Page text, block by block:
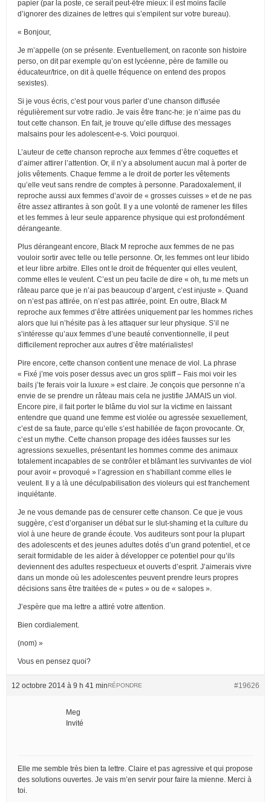
papier (par la poste, ce serait peut-être mieux: il est moins facile
d’ignorer des dizaines de lettres qui s’empilent sur votre bureau).
« Bonjour,
Je m’appelle (on se présente. Eventuellement, on raconte son histoire
perso, on dit par exemple qu’on est lycéenne, père de famille ou
éducateur/trice, on dit à quelle fréquence on entend des propos
sexistes).
Si je vous écris, c’est pour vous parler d’une chanson diffusée
régulièrement sur votre radio. Je vais être franc-he: je n’aime pas du
tout cette chanson. En fait, je trouve qu’elle diffuse des messages
malsains pour les adolescent-e-s. Voici pourquoi.
L’auteur de cette chanson reproche aux femmes d’être coquettes et
d’aimer attirer l’attention. Or, il n’y a absolument aucun mal à porter de
jolis vêtements. Chaque femme a le droit de porter les vêtements
qu’elle veut sans rendre de comptes à personne. Paradoxalement, il
reproche aussi aux femmes d’avoir de « grosses cuisses » et de ne pas
être assez attirantes à son goût. Il y a une volonté de ramener les filles
et les femmes à leur seule apparence physique qui est profondément
dérangeante.
Plus dérangeant encore, Black M reproche aux femmes de ne pas
vouloir sortir avec telle ou telle personne. Or, les femmes ont leur libido
et leur libre arbitre. Elles ont le droit de fréquenter qui elles veulent,
comme elles le veulent. C’est un peu facile de dire « oh, tu me mets un
râteau parce que je n’ai pas beaucoup d’argent, c’est injuste ». Quand
on n’est pas attirée, on n’est pas attirée, point. En outre, Black M
reproche aux femmes d’être attirées uniquement par les hommes riches
alors que lui n’hésite pas à les attaquer sur leur physique. S’il ne
s’intéresse qu’aux femmes d’une beauté conventionnelle, il peut
difficilement reprocher aux autres d’être matérialistes!
Pire encore, cette chanson contient une menace de viol. La phrase
« Fixé j’me vois poser dessus avec un gros spliff – Fais moi voir les
bails j’te ferais voir la luxure » est claire. Je conçois que personne n’a
envie de se prendre un râteau mais cela ne justifie JAMAIS un viol.
Encore pire, il fait porter le blâme du viol sur la victime en laissant
entendre que quand une femme est violée ou agressée sexuellement,
c’est de sa faute, parce qu’elle s’est habillée de façon provocante. Or,
c’est un mythe. Cette chanson propage des idées fausses sur les
agressions sexuelles, présentant les hommes comme des animaux
totalement incapables de se contrôler et blâmant les survivantes de viol
pour avoir « provoqué » l’agression en s’habillant comme elles le
veulent. Il y a là une déculpabilisation des violeurs qui est franchement
inquiétante.
Je ne vous demande pas de censurer cette chanson. Ce que je vous
suggère, c’est d’organiser un débat sur le slut-shaming et la culture du
viol à une heure de grande écoute. Vos auditeurs sont pour la plupart
des adolescents et des jeunes adultes dotés d’un grand potentiel, et ce
serait formidable de les aider à développer ce potentiel pour qu’ils
deviennent des adultes respectueux et ouverts d’esprit. J’aimerais vivre
dans un monde où les adolescentes peuvent prendre leurs propres
décisions sans être traitées de « putes » ou de « salopes ».
J’espère que ma lettre a attiré votre attention.
Bien cordialement.
(nom) »
Vous en pensez quoi?
12 octobre 2014 à 9 h 41 min #19626
RÉPONDRE
Meg
Invité
Elle me semble très bien ta lettre. Claire et pas agressive et qui propose
des solutions ouvertes. Je vais m’en servir pour faire la mienne. Merci à
toi.